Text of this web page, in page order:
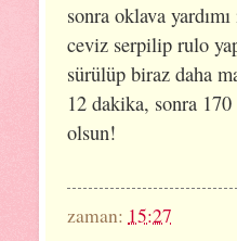
sonra oklava
ceviz serpilip rulo
sürülüp biraz daha
12 dakika, sonra
olsun!
zaman: 15:27